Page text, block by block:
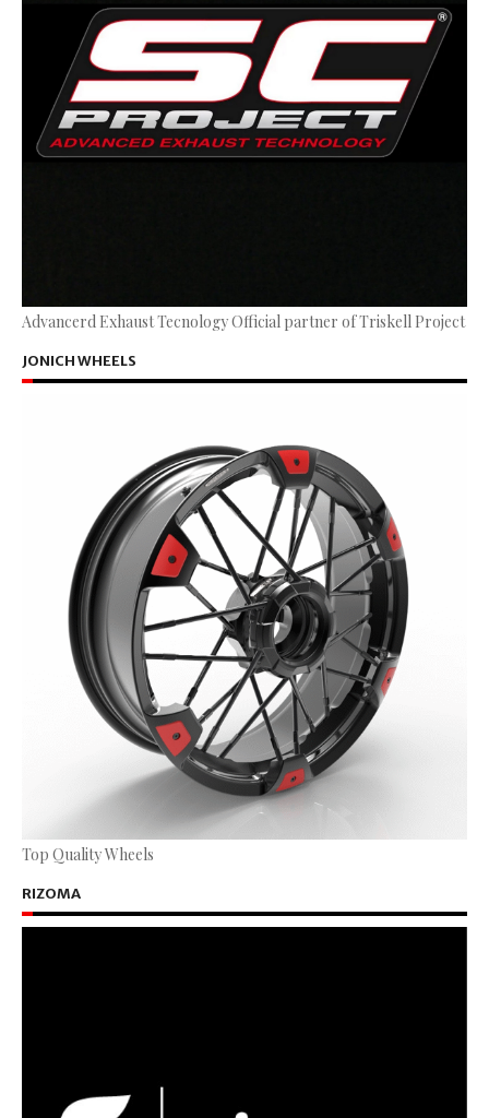
Advancerd Exhaust Tecnology Official partner of Triskell Project
JONICH WHEELS
Top Quality Wheels
RIZOMA